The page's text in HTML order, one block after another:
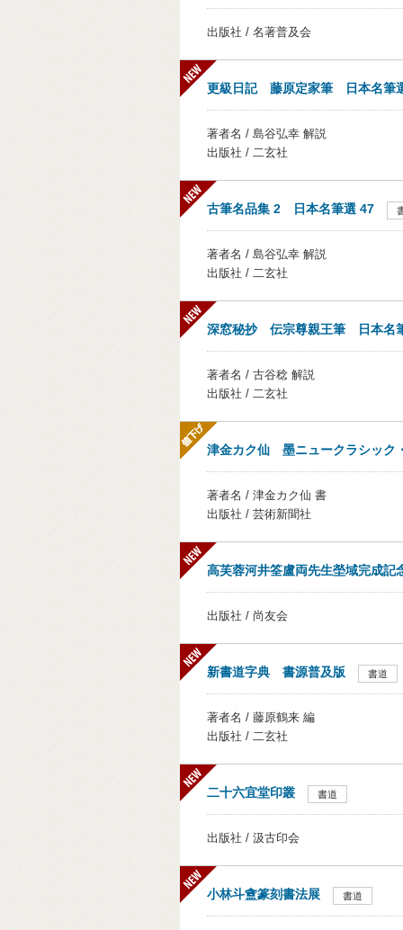
出版社 / 名著普及会
更級日記 藤原定家筆 日本名筆
著者名 / 島谷弘幸 解説
出版社 / 二玄社
古筆名品集 2 日本名筆選 47
著者名 / 島谷弘幸 解説
出版社 / 二玄社
深窓秘抄 伝宗尊親王筆 日本名
著者名 / 古谷稔 解説
出版社 / 二玄社
津金カク仙 墨ニュークラシック
著者名 / 津金カク仙 書
出版社 / 芸術新聞社
高芙蓉河井筌盧両先生塋域完成記
出版社 / 尚友会
新書道字典 書源普及版 書道
著者名 / 藤原鶴来 編
出版社 / 二玄社
二十六宜堂印叢 書道
出版社 / 汲古印会
小林斗盦篆刻書法展 書道